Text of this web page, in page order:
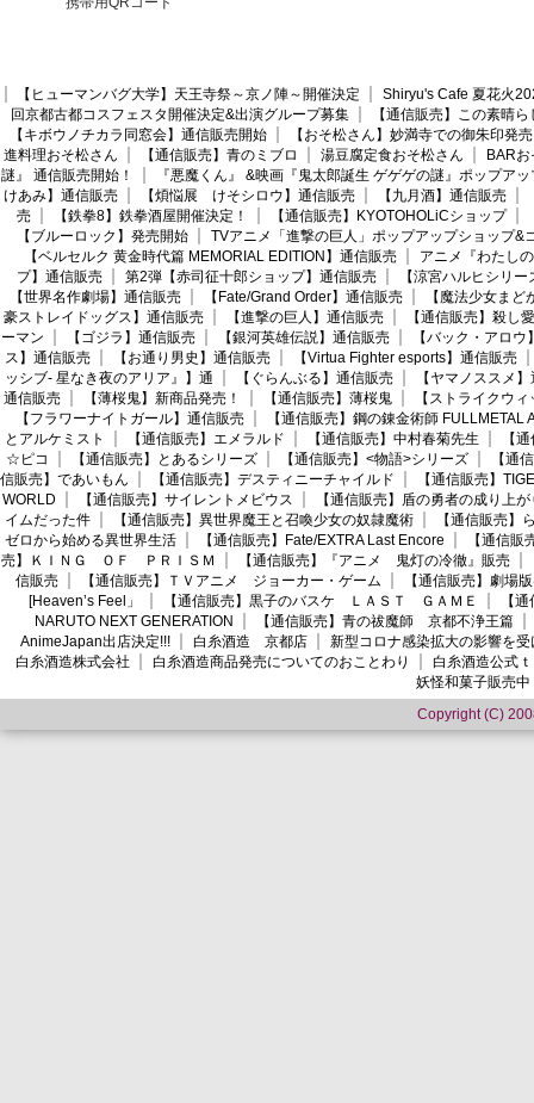
【ヒューマンバグ大学】天王寺祭～京ノ陣～開催決定
Shiryu's Cafe 夏花火
回京都古都コスフェスタ開催決定&出演グループ募集
【通信販売】この素晴
【キボウノチカラ同窓会】通信販売開始
【おそ松さん】妙満寺での御朱印発売
進料理おそ松さん
【通信販売】青のミブロ 湯豆腐定食おそ松さん
BAR
謎』 通信販売開始！
『悪魔くん』 &映画『鬼太郎誕生 ゲゲゲの謎』ポップア
けあみ】通信販売
【煩悩展 けそシロウ】通信販売 【九月酒】通信販売
売
【鉄拳8】鉄拳酒屋開催決定！ 【通信販売】KYOTOHOLiCショップ
【ブルーロック】発売開始
TVアニメ「進撃の巨人」ポップアップショップ&
【ベルセルク 黄金時代篇 MEMORIAL EDITION】通信販売
アニメ『わたし
プ】通信販売
第2弾【赤司征十郎ショップ】通信販売
【涼宮ハルヒシリ
【世界名作劇場】通信販売
【Fate/Grand Order】通信販売
【魔法少女ま
豪ストレイドッグス】通信販売
【進撃の巨人】通信販売
【通信販売】殺し愛
ーマン
【ゴジラ】通信販売 【銀河英雄伝説】通信販売
【バック・アロウ
ス】通信販売
【お通り男史】通信販売
【Virtua Fighter esports】通信販売
ッシブ- 星なき夜のアリア』】通
【ぐらんぶる】通信販売
【ヤマノススメ
通信販売
【薄桜鬼】新商品発売！ 【通信販売】薄桜鬼
【ストライクウ
【フラワーナイトガール】通信販売
【通信販売】鋼の錬金術師 FULLMETAL
とアルケミスト
【通信販売】エメラルド 【通信販売】中村春菊先生
【
☆ピコ
【通信販売】とあるシリーズ 【通信販売】<物語>シリーズ
【通
信販売】であいもん
【通信販売】デスティニーチャイルド
【通信販売】
WORLD
【通信販売】サイレントメビウス
【通信販売】盾の勇者の成り上が
イムだった件
【通信販売】異世界魔王と召喚少女の奴隷魔術
【通信販売】
ゼロから始める異世界生活
【通信販売】Fate/EXTRA Last Encore
【通信
売】ＫＩＮＧ ＯＦ ＰＲＩＳＭ
【通信販売】『アニメ 鬼灯の冷徹』販売
信販売
【通信販売】ＴＶアニメ ジョーカー・ゲーム
【通信販売】劇場
[Heaven’s Feel」
【通信販売】黒子のバスケ ＬＡＳＴ ＧＡＭＥ
【
NARUTO NEXT GENERATION
【通信販売】青の祓魔師 京都不浄王篇
AnimeJapan出店決定!!!
白糸酒造 京都店
新型コロナ感染拡大の影響を
白糸酒造株式会社
白糸酒造商品発売についてのおことわり
白糸酒造公式
妖怪和菓子販売中
Copyright (C)